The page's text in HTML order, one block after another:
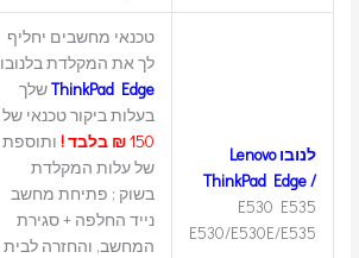
לנובו Lenovo
ThinkPad Edge /
E530 E535
E530/E530E/E535
טכנאי מחשבים יחליף
לך את המקלדת בלנובו
ThinkPad Edgeשלך
בעלות ביקור טכנאי של
150₪ בלבד ! ותוספת
של עלות המקלדת
בשוק ; פתיחת מחשב
נייד החלפה + סגירת
המחשב, והחזרה לבית